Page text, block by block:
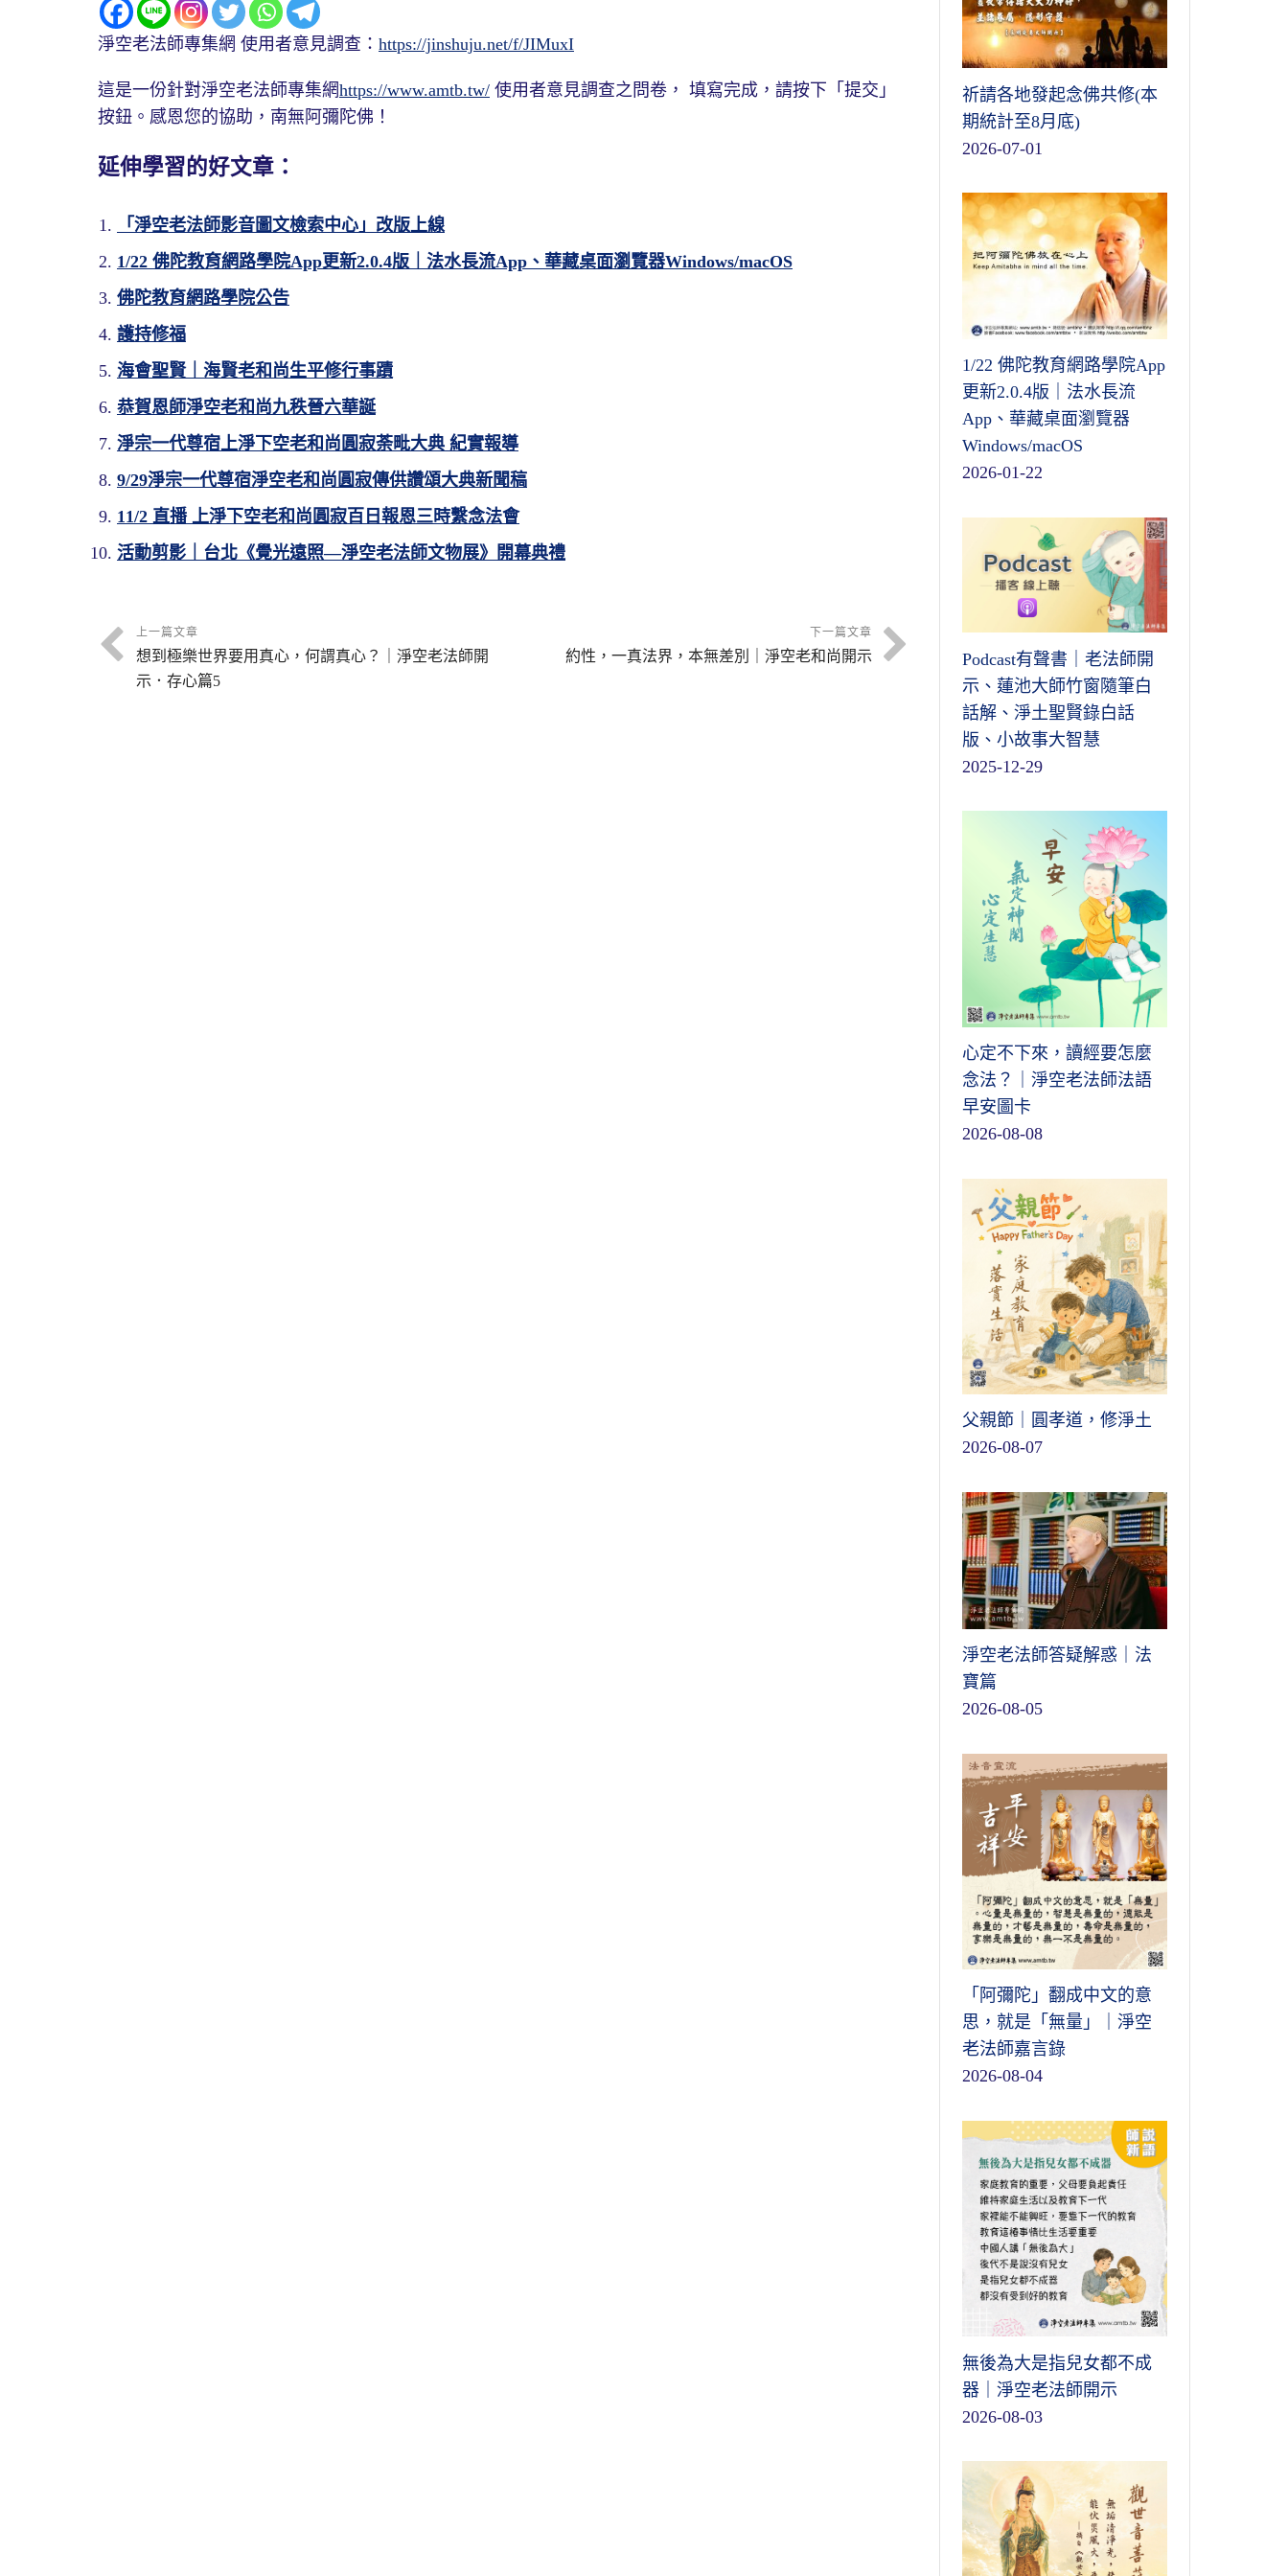
淨空老法師專集網 使用者意見調查： https://jinshuju.net/f/JIMuxI
這是一份針對淨空老法師專集網https://www.amtb.tw/ 使用者意見調查之問卷， 填寫完成，請按下「提交」
按鈕。感恩您的協助，南無阿彌陀佛！
延伸學習的好文章：
「淨空老法師影音圖文檢索中心」改版上線
1/22 佛陀教育網路學院App更新2.0.4版｜法水長流App、華藏桌面瀏覽器Windows/macOS
佛陀教育網路學院公告
護持修福
海會聖賢｜海賢老和尚生平修行事蹟
恭賀恩師淨空老和尚九秩晉六華誕
淨宗一代尊宿上淨下空老和尚圓寂荼毗大典 紀實報導
9/29淨宗一代尊宿淨空老和尚圓寂傳供讚頌大典新聞稿
11/2 直播 上淨下空老和尚圓寂百日報恩三時繫念法會
活動剪影｜台北《覺光遠照—淨空老法師文物展》開幕典禮
上一篇文章
想到極樂世界要用真心，何謂真心？｜淨空老法師開
示．存心篇5
下一篇文章
約性，一真法界，本無差別｜淨空老和尚開示
祈請各地發起念佛共修(本
期統計至8月底)
2026-07-01
1/22 佛陀教育網路學院App
更新2.0.4版｜法水長流
App、華藏桌面瀏覽器
Windows/macOS
2026-01-22
Podcast有聲書｜老法師開
示、蓮池大師竹窗隨筆白
話解、淨土聖賢錄白話
版、小故事大智慧
2025-12-29
心定不下來，讀經要怎麼
念法？｜淨空老法師法語
早安圖卡
2026-08-08
父親節｜圓孝道，修淨土
2026-08-07
淨空老法師答疑解惑｜法
寶篇
2026-08-05
「阿彌陀」翻成中文的意
思，就是「無量」｜淨空
老法師嘉言錄
2026-08-04
無後為大是指兒女都不成
器｜淨空老法師開示
2026-08-03